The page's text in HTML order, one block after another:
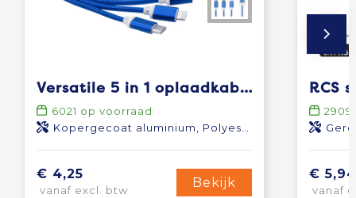
Versatile 5 in 1 oplaadkabel
6021 op voorraad
Kopergecoat aluminium, Polyester
€ 4,25
vanaf excl. btw
Bekijk
2909
€ 5,94
vanaf